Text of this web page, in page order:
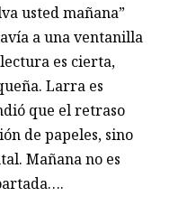
usted mañana”
a una ventanilla
es cierta,
Larra es
que el retraso
de papeles, sino
Mañana no es